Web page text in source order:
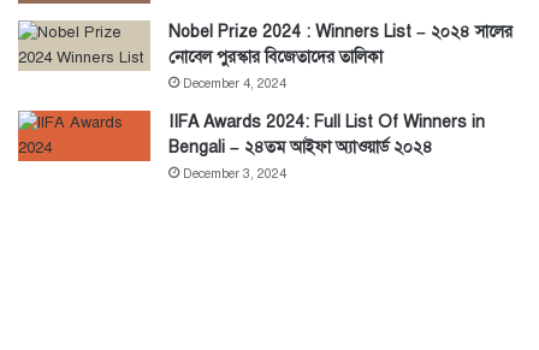
Nobel Prize 2024 : Winners List – ২০২৪ সালের
নোবেল পুরস্কার বিজেতাদের তালিকা
December 4, 2024
IIFA Awards 2024: Full List Of Winners in
Bengali – ২৪তম আইফা অ্যাওয়ার্ড ২০২৪
December 3, 2024